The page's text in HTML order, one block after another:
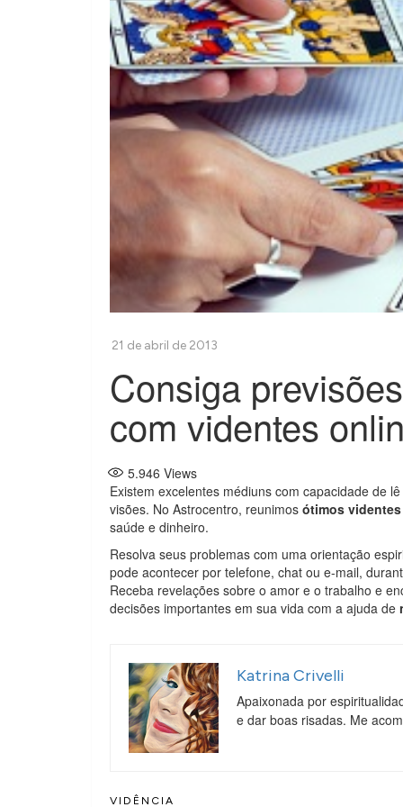
Consiga
com videntes
5.946 Views
Existem excelentes médiuns com capacidade de
visões. No Astrocentro, reunimos ótimos videntes
saúde e dinheiro.
Resolva seus problemas com uma orientação
pode acontecer por telefone, chat ou e-mail,
Receba revelações sobre o amor e o trabalho e
decisões importantes em sua vida com a ajuda de
Katrina Crivelli
Apaixonada por
e dar boas risadas. Me
VIDÊNCIA